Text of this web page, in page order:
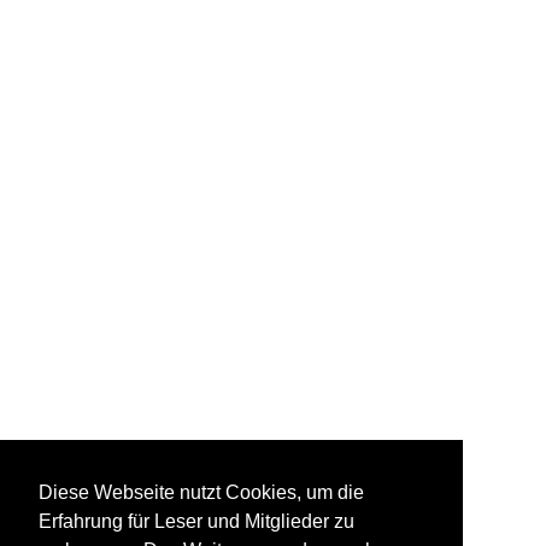
Diese Webseite nutzt Cookies, um die
Erfahrung für Leser und Mitglieder zu